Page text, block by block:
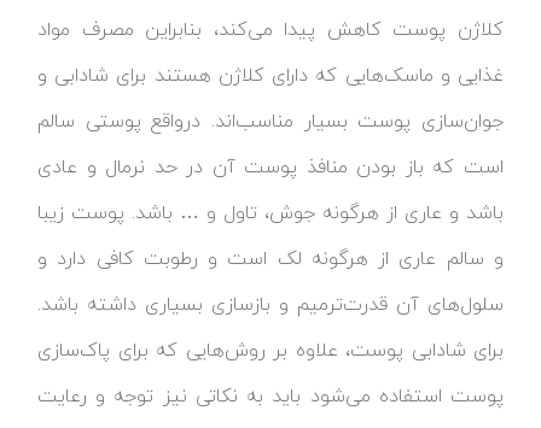
کلاژن پوست کاهش پیدا می‌کند، بنابراین مصرف مواد
غذایی و ماسک‌هایی که دارای کلاژن هستند برای شادابی و
جوان‌سازی پوست بسیار مناسب‌اند. درواقع پوستی سالم
است که باز بودن منافذ پوست آن در حد نرمال و عادی
باشد و عاری از هرگونه جوش، تاول و … باشد. پوست زیبا
و سالم عاری از هرگونه لک است و رطوبت کافی دارد و
سلول‌های آن قدرت‌ترمیم و بازسازی بسیاری داشته باشد.
برای شادابی پوست، علاوه بر روش‌هایی که برای پاک‌سازی
پوست استفاده می‌شود باید به نکاتی نیز توجه و رعایت